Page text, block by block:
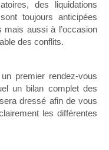
des liquidations
toujours anticipées
aussi à l’occasion
des conflits.
premier rendez-vous
un bilan complet des
dressé afin de vous
les différentes